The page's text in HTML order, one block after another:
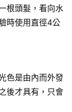
根頭髮，看向水
時使用直徑4公
色是由內而外發
後才具有，只會